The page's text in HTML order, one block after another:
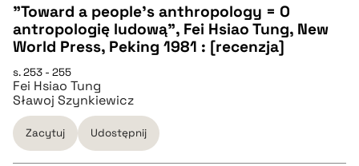
pobierz cytat
CZYSTY TEKST
pobierz cytat
BIBTEX
"Toward a people's anthropology = O
antropologię ludową", Fei Hsiao Tung, New
World Press, Peking 1981 : [recenzja]
s. 253 - 255
Fei Hsiao Tung
Sławoj Szynkiewicz
Zacytuj Udostępnij